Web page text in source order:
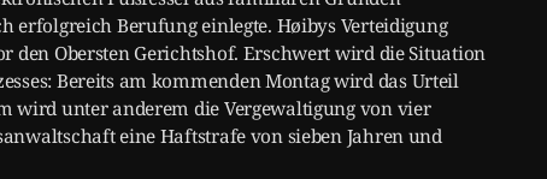
erfolgreich Berufung einlegte. Høibys Verteidigung
den Obersten Gerichtshof. Erschwert wird die Situation
Bereits am kommenden Montag wird das Urteil
wird unter anderem die Vergewaltigung von vier
eine Haftstrafe von sieben Jahren und